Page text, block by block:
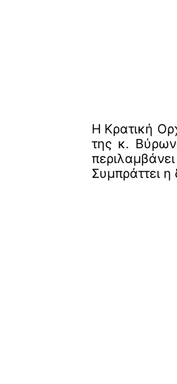
Η Κρατική
της κ.
Συμπράττει